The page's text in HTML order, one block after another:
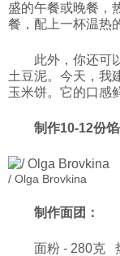
视听
盛的午餐或晚餐，
餐，配上一杯温热
此外，你还可
土豆泥。今天，我
玉米饼。它的口感
制作10-12份
/ Olga Brovkina
制作面团：
面粉 - 280克